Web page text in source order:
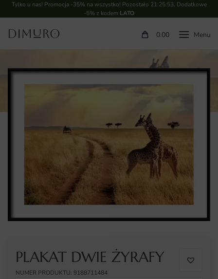
Tylko u nas! Promocja -35% na wszystko! Pozostało 21:25:52. Dodatkowe
-5% z kodem LATO
0.00
PLAKAT DWIE ŻYRAFY
NUMER PRODUKTU: 9188711484